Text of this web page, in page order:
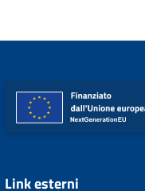
Link esterni